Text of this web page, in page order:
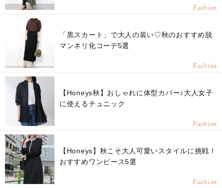
Fashion
「黒スカート」で大人の装い♡秋のおすすめ脱
マンネリ化コーデ5選
Fashion
【Honeys秋】おしゃれに体型カバー♪大人女子
に使えるチュニック
Fashion
【Honeys】秋こそ大人可愛いスタイルに挑戦！
おすすめワンピース5選
Fashion